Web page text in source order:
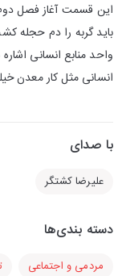
این قسمت آغاز فصل
باید گربه را دم حجله
واحد منابع انسانی
انسانی مثل کار
با صدای
علیرضا کشتگر
دسته بندی‌ها
مردمی و اجتماعی